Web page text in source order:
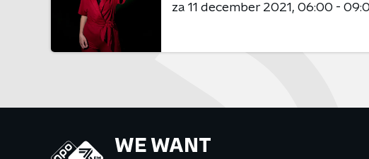
za 11 december 2021
06:00 -
WE WANT